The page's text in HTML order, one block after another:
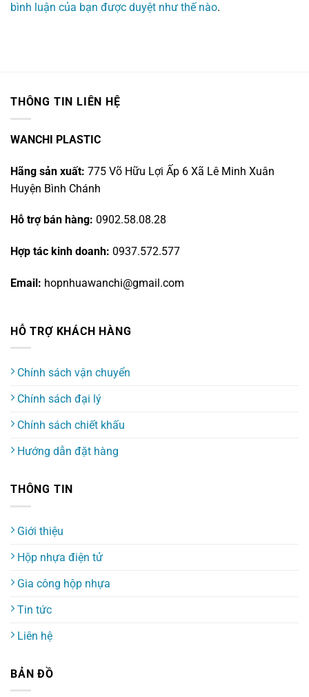
bình luận của bạn được duyệt như thế nào.
THÔNG TIN LIÊN HỆ
WANCHI PLASTIC
Hãng sản xuất: 775 Võ Hữu Lợi Ấp 6 Xã Lê Minh Xuân
Huyện Bình Chánh
Hỗ trợ bán hàng: 0902.58.08.28
Hợp tác kinh doanh: 0937.572.577
Email: hopnhuawanchi@gmail.com
HỖ TRỢ KHÁCH HÀNG
Chính sách vận chuyển
Chính sách đại lý
Chính sách chiết khấu
Hướng dẫn đặt hàng
THÔNG TIN
Giới thiệu
Hộp nhựa điện tử
Gia công hộp nhựa
Tin tức
Liên hệ
BẢN ĐỒ